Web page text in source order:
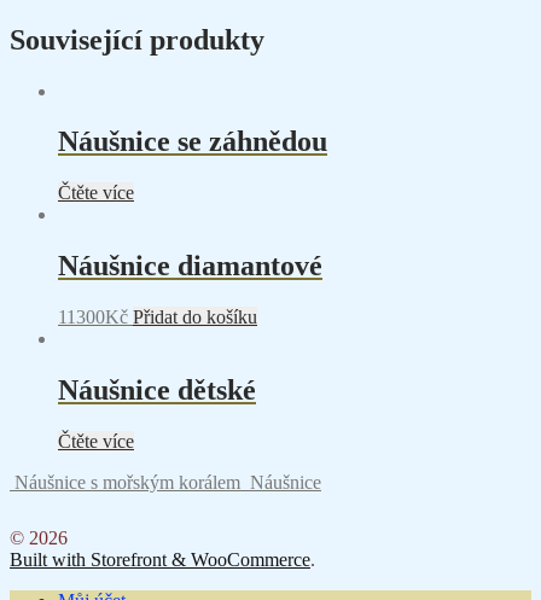
Související produkty
Náušnice se záhnědou
Čtěte více
Náušnice diamantové
11300Kč Přidat do košíku
Náušnice dětské
Čtěte více
Náušnice s mořským korálem Náušnice
© 2026
Built with Storefront & WooCommerce.